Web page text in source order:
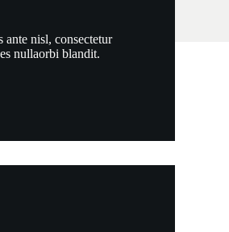
nisl, consectetur
nullaorbi blandit.